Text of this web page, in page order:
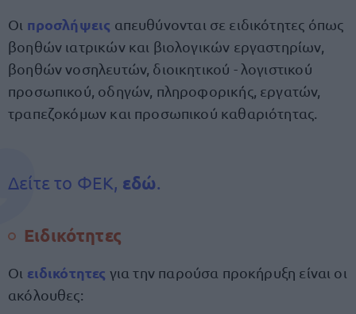
Οι προσλήψεις απευθύνονται σε ειδικότητες όπως
βοηθών ιατρικών και βιολογικών εργαστηρίων,
βοηθών νοσηλευτών, διοικητικού - λογιστικού
προσωπικού, οδηγών, πληροφορικής, εργατών,
τραπεζοκόμων και προσωπικού καθαριότητας.
Δείτε το ΦΕΚ, εδώ.
Ειδικότητες
Οι ειδικότητες για την παρούσα προκήρυξη είναι οι
ακόλουθες: